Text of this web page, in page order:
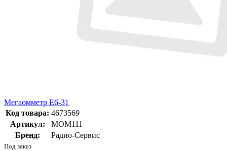
Мегаомметр Е6-31
Код товара: 4673569
Артикул:
MOM111
Бренд:
Радио-Сервис
Под заказ